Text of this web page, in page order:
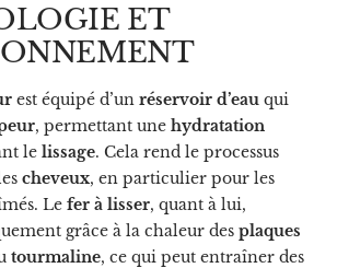
ET
est équipé d’un réservoir d’eau qui
, permettant une hydratation
le lissage. Cela rend le processus
cheveux, en particulier pour les
Le fer à lisser, quant à lui,
grâce à la chaleur des plaques
tourmaline, ce qui peut entraîner des